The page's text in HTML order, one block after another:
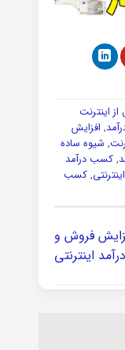
اینترنت
, افزایش
, شیوه ساده
, کسب درآمد
, کسب
فروش و
اینترنتی